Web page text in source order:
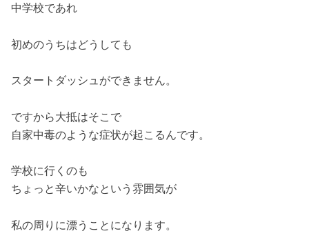
中学校であれ
初めのうちはどうしても
スタートダッシュができません。
ですから大抵はそこで
自家中毒のような症状が起こるんです。
学校に行くのも
ちょっと辛いかなという雰囲気が
私の周りに漂うことになります。